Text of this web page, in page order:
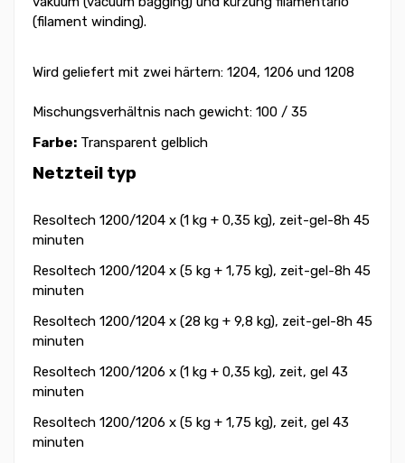
(filament winding).
Wird geliefert mit zwei härtern: 1204, 1206 und 1208
Mischungsverhältnis nach gewicht: 100 / 35
Farbe: Transparent gelblich
Netzteil typ
Resoltech 1200/1204 x (1 kg + 0,35 kg), zeit-gel-8h 45
minuten
Resoltech 1200/1204 x (5 kg + 1,75 kg), zeit-gel-8h 45
minuten
Resoltech 1200/1204 x (28 kg + 9,8 kg), zeit-gel-8h 45
minuten
Resoltech 1200/1206 x (1 kg + 0,35 kg), zeit, gel 43
minuten
Resoltech 1200/1206 x (5 kg + 1,75 kg), zeit, gel 43
minuten